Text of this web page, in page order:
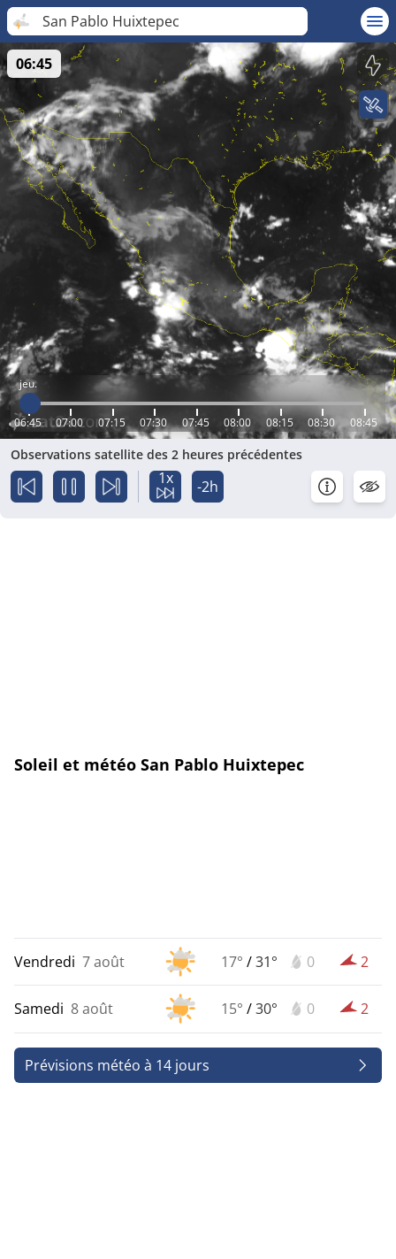
San Pablo Huixtepec
jeu.
06:45 07:00 07:15 07:30 07:45 08:00 08:15 08:30 08:45
06:45
Observations satellite des 2 heures précédentes
1x -2h
Soleil et météo San Pablo Huixtepec
Vendredi 7 août 17° /31° 0 2
Samedi 8 août 15° /30° 0 2
Prévisions météo à 14 jours